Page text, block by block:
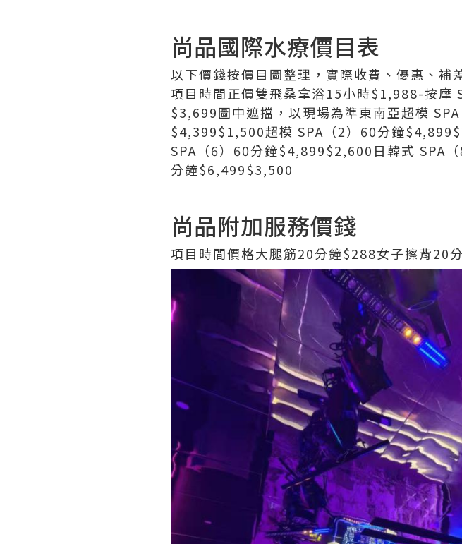
尚品國際水療價目表
以下價錢按價目圖整理，實際收費、優惠、補
項目時間正價雙飛桑拿浴15小時$1,988-按摩
$3,699圖中遮擋，以現場為準東南亞超模
$4,399$1,500超模 SPA（2）60分鐘
SPA（6）60分鐘$4,899$2,600日韓式 SPA
分鐘$6,499$3,500
尚品附加服務價錢
項目時間價格大腿筋20分鐘$288女子擦背20